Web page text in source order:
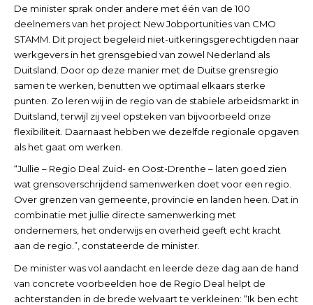
De minister sprak onder andere met één van de 100
deelnemers van het project New Jobportunities van CMO
STAMM. Dit project begeleid niet-uitkeringsgerechtigden naar
werkgevers in het grensgebied van zowel Nederland als
Duitsland. Door op deze manier met de Duitse grensregio
samen te werken, benutten we optimaal elkaars sterke
punten. Zo leren wij in de regio van de stabiele arbeidsmarkt in
Duitsland, terwijl zij veel opsteken van bijvoorbeeld onze
flexibiliteit. Daarnaast hebben we dezelfde regionale opgaven
als het gaat om werken.
“Jullie – Regio Deal Zuid- en Oost-Drenthe – laten goed zien
wat grensoverschrijdend samenwerken doet voor een regio.
Over grenzen van gemeente, provincie en landen heen. Dat in
combinatie met jullie directe samenwerking met
ondernemers, het onderwijs en overheid geeft echt kracht
aan de regio.”, constateerde de minister.
De minister was vol aandacht en leerde deze dag aan de hand
van concrete voorbeelden hoe de Regio Deal helpt de
achterstanden in de brede welvaart te verkleinen: “Ik ben echt